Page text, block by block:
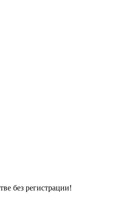
без регистрации!